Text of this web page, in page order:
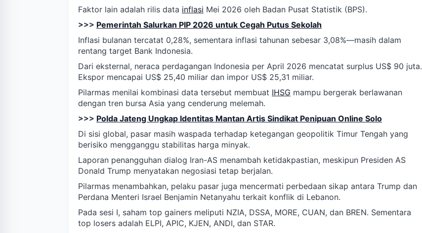
Faktor lain adalah rilis data inflasi Mei 2026 oleh Badan Pusat Statistik (BPS).
>>> Pemerintah Salurkan PIP 2026 untuk Cegah Putus Sekolah
Inflasi bulanan tercatat 0,28%, sementara inflasi tahunan sebesar 3,08%—masih dalam
rentang target Bank Indonesia.
Dari eksternal, neraca perdagangan Indonesia per April 2026 mencatat surplus US$ 90 juta.
Ekspor mencapai US$ 25,40 miliar dan impor US$ 25,31 miliar.
Pilarmas menilai kombinasi data tersebut membuat IHSG mampu bergerak berlawanan
dengan tren bursa Asia yang cenderung melemah.
>>> Polda Jateng Ungkap Identitas Mantan Artis Sindikat Penipuan Online Solo
Di sisi global, pasar masih waspada terhadap ketegangan geopolitik Timur Tengah yang
berisiko mengganggu stabilitas harga minyak.
Laporan penangguhan dialog Iran-AS menambah ketidakpastian, meskipun Presiden AS
Donald Trump menyatakan negosiasi tetap berjalan.
Pilarmas menambahkan, pelaku pasar juga mencermati perbedaan sikap antara Trump dan
Perdana Menteri Israel Benjamin Netanyahu terkait konflik di Lebanon.
Pada sesi I, saham top gainers meliputi NZIA, DSSA, MORE, CUAN, dan BREN. Sementara
top losers adalah ELPI, APIC, KJEN, ANDI, dan STAR.